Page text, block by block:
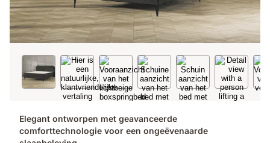
Elegant ontworpen met geavanceerde
comforttechnologie voor een ongeëvenaarde